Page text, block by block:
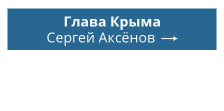
Глава Крыма
Сергей Аксёнов